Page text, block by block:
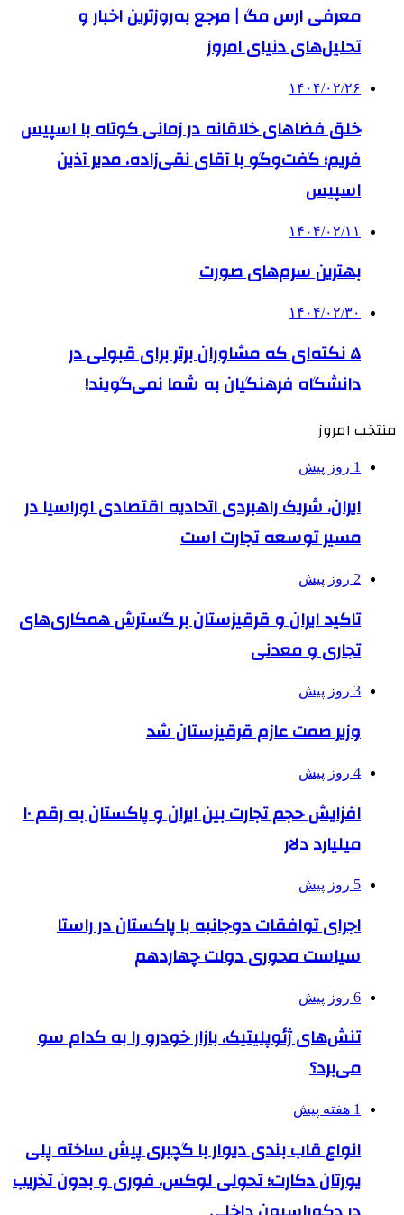
معرفی ارس مگ | مرجع به‌روزترین اخبار و
تحلیل‌های دنیای امروز
۱۴۰۴/۰۲/۲۶
خلق فضاهای خلاقانه در زمانی کوتاه با اسپیس
فریم؛ گفت‌وگو با آقای نقی‌زاده، مدیر آذین
اسپیس
۱۴۰۴/۰۲/۱۱
بهترین سرم‌های صورت
۱۴۰۴/۰۲/۳۰
۵ نکته‌ای که مشاوران برتر برای قبولی در
دانشگاه فرهنگیان به شما نمی‌گویند!
منتخب امروز
1 روز پیش
ایران، شریک راهبردی اتحادیه اقتصادی اوراسیا در
مسیر توسعه تجارت است
2 روز پیش
تاکید ایران و قرقیزستان بر گسترش همکاری‌های
تجاری و معدنی
3 روز پیش
وزیر صمت عازم قرقیزستان شد
4 روز پیش
افزایش حجم تجارت بین ایران و پاکستان به رقم ۱۰
میلیارد دلار
5 روز پیش
اجرای توافقات دوجانبه با پاکستان در راستا
سیاست محوری دولت چهاردهم
6 روز پیش
تنش‌های ژئوپلیتیک، بازار خودرو را به کدام سو
می‌برد؟
1 هفته پیش
انواع قاب بندی دیوار با گچبری پیش ساخته پلی
یورتان دکارت؛ تحولی لوکس، فوری و بدون تخریب